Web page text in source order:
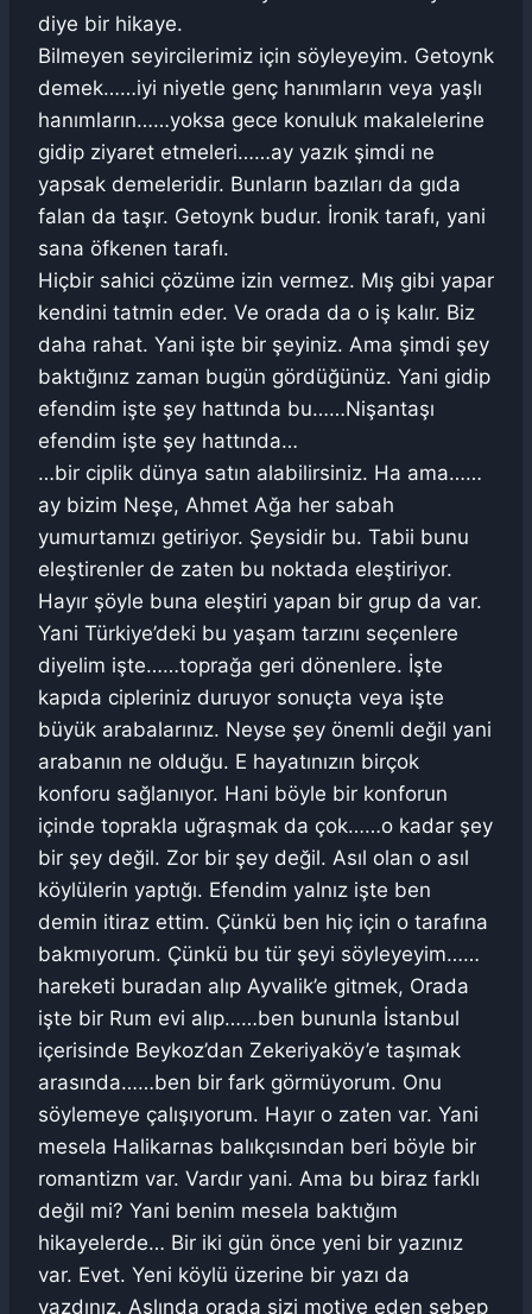
diye bir hikaye.
Bilmeyen seyircilerimiz için söyleyeyim. Getoynk
demek……iyi niyetle genç hanımların veya yaşlı
hanımların……yoksa gece konuluk makalelerine
gidip ziyaret etmeleri……ay yazık şimdi ne
yapsak demeleridir. Bunların bazıları da gıda
falan da taşır. Getoynk budur. İronik tarafı, yani
sana öfkenen tarafı.
Hiçbir sahici çözüme izin vermez. Mış gibi yapar
kendini tatmin eder. Ve orada da o iş kalır. Biz
daha rahat. Yani işte bir şeyiniz. Ama şimdi şey
baktığınız zaman bugün gördüğünüz. Yani gidip
efendim işte şey hattında bu……Nişantaşı
efendim işte şey hattında…
…bir ciplik dünya satın alabilirsiniz. Ha ama……
ay bizim Neşe, Ahmet Ağa her sabah
yumurtamızı getiriyor. Şeysidir bu. Tabii bunu
eleştirenler de zaten bu noktada eleştiriyor.
Hayır şöyle buna eleştiri yapan bir grup da var.
Yani Türkiye’deki bu yaşam tarzını seçenlere
diyelim işte……toprağa geri dönenlere. İşte
kapıda cipleriniz duruyor sonuçta veya işte
büyük arabalarınız. Neyse şey önemli değil yani
arabanın ne olduğu. E hayatınızın birçok
konforu sağlanıyor. Hani böyle bir konforun
içinde toprakla uğraşmak da çok……o kadar şey
bir şey değil. Zor bir şey değil. Asıl olan o asıl
köylülerin yaptığı. Efendim yalnız işte ben
demin itiraz ettim. Çünkü ben hiç için o tarafına
bakmıyorum. Çünkü bu tür şeyi söyleyeyim……
hareketi buradan alıp Ayvalik’e gitmek, Orada
işte bir Rum evi alıp……ben bununla İstanbul
içerisinde Beykoz’dan Zekeriyaköy’e taşımak
arasında……ben bir fark görmüyorum. Onu
söylemeye çalışıyorum. Hayır o zaten var. Yani
mesela Halikarnas balıkçısından beri böyle bir
romantizm var. Vardır yani. Ama bu biraz farklı
değil mi? Yani benim mesela baktığım
hikayelerde… Bir iki gün önce yeni bir yazınız
var. Evet. Yeni köylü üzerine bir yazı da
yazdınız. Aslında orada sizi motive eden sebep